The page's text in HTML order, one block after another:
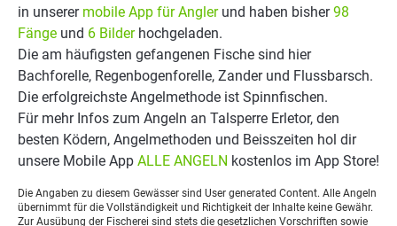
in unserer mobile App für Anglerund haben bisher98
Fänge und 6 Bilderhochgeladen.
Die am häufigsten gefangenen Fische sind hier
Bachforelle, Regenbogenforelle, Zander und Flussbarsch.
Die erfolgreichste Angelmethode ist Spinnfischen.
Für mehr Infos zum Angeln an Talsperre Erletor, den
besten Ködern, Angelmethoden und Beisszeiten hol dir
unsere Mobile App ALLE ANGELN kostenlos im App Store!
Die Angaben zu diesem Gewässer sind User generated Content. Alle Angeln
übernimmt für die Vollständigkeit und Richtigkeit der Inhalte keine Gewähr.
Zur Ausübung der Fischerei sind stets die gesetzlichen Vorschriften sowie